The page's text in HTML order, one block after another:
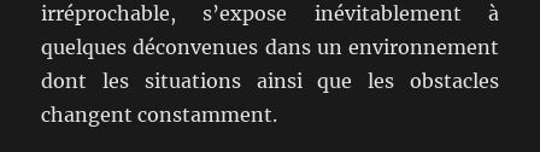
irréprochable, s’expose inévitablement à
quelques déconvenues dans un environnement
dont les situations ainsi que les obstacles
changent constamment.